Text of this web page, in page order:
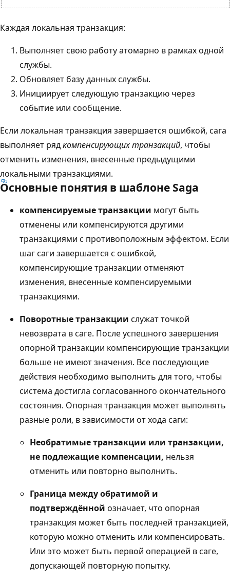
Каждая локальная транзакция:
Выполняет свою работу атомарно в рамках одной
службы.
Обновляет базу данных службы.
Инициирует следующую транзакцию через
событие или сообщение.
Если локальная транзакция завершается ошибкой, сага
выполняет рядкомпенсирующих транзакций, чтобы
отменить изменения, внесенные предыдущими
локальными транзакциями.
Основные понятия в шаблоне Saga
компенсируемые транзакции могут быть
отменены или компенсируются другими
транзакциями с противоположным эффектом. Если
шаг саги завершается с ошибкой,
компенсирующие транзакции отменяют
изменения, внесенные компенсируемыми
транзакциями.
Поворотные транзакции служат точкой
невозврата в саге. После успешного завершения
опорной транзакции компенсирующие транзакции
больше не имеют значения. Все последующие
действия необходимо выполнить для того, чтобы
система достигла согласованного окончательного
состояния. Опорная транзакция может выполнять
разные роли, в зависимости от хода саги:
Необратимые транзакции или транзакции,
не подлежащие компенсации, нельзя
отменить или повторно выполнить.
Граница между обратимой и
подтверждённой означает, что опорная
транзакция может быть последней транзакцией,
которую можно отменить или компенсировать.
Или это может быть первой операцией в саге,
допускающей повторную попытку.